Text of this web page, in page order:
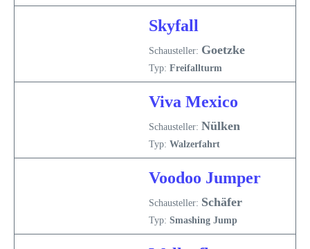
Skyfall
Schausteller: Goetzke
Typ: Freifallturm
Viva Mexico
Schausteller: Nülken
Typ: Walzerfahrt
Voodoo Jumper
Schausteller: Schäfer
Typ: Smashing Jump